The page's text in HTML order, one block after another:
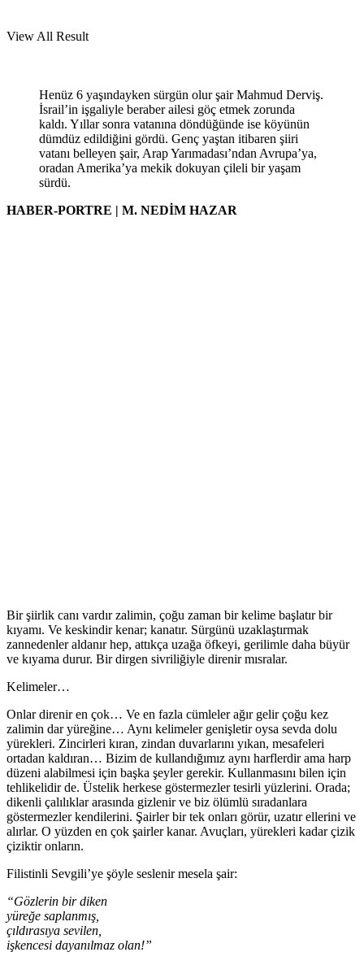
View All Result
Henüz 6 yaşındayken sürgün olur şair Mahmud Derviş.
İsrail’in işgaliyle beraber ailesi göç etmek zorunda
kaldı. Yıllar sonra vatanına döndüğünde ise köyünün
dümdüz edildiğini gördü. Genç yaştan itibaren şiiri
vatanı belleyen şair, Arap Yarımadası’ndan Avrupa’ya,
oradan Amerika’ya mekik dokuyan çileli bir yaşam
sürdü.
HABER-PORTRE | M. NEDİM HAZAR
Bir şiirlik canı vardır zalimin, çoğu zaman bir kelime başlatır bir
kıyamı. Ve keskindir kenar; kanatır. Sürgünü uzaklaştırmak
zannedenler aldanır hep, attıkça uzağa öfkeyi, gerilimle daha büyür
ve kıyama durur. Bir dirgen sivriliğiyle direnir mısralar.
Kelimeler…
Onlar direnir en çok… Ve en fazla cümleler ağır gelir çoğu kez
zalimin dar yüreğine… Aynı kelimeler genişletir oysa sevda dolu
yürekleri. Zincirleri kıran, zindan duvarlarını yıkan, mesafeleri
ortadan kaldıran… Bizim de kullandığımız aynı harflerdir ama harp
düzeni alabilmesi için başka şeyler gerekir. Kullanmasını bilen için
tehlikelidir de. Üstelik herkese göstermezler tesirli yüzlerini. Orada;
dikenli çalılıklar arasında gizlenir ve biz ölümlü sıradanlara
göstermezler kendilerini. Şairler bir tek onları görür, uzatır ellerini ve
alırlar. O yüzden en çok şairler kanar. Avuçları, yürekleri kadar çizik
çiziktir onların.
Filistinli Sevgili’ye şöyle seslenir mesela şair:
“Gözlerin bir diken
yüreğe saplanmış,
çıldırasıya sevilen,
işkencesi dayanılmaz olan!”